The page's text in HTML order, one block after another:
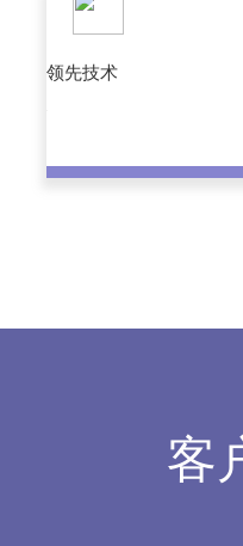
领先技术
客